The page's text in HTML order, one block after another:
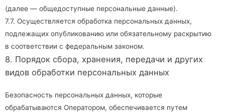
(далее — общедоступные персональные данные).
7.7. Осуществляется обработка персональных данных,
подлежащих опубликованию или обязательному раскрытию
в соответствии с федеральным законом.
8. Порядок сбора, хранения, передачи и других
видов обработки персональных данных
Безопасность персональных данных, которые
обрабатываются Оператором, обеспечивается путем